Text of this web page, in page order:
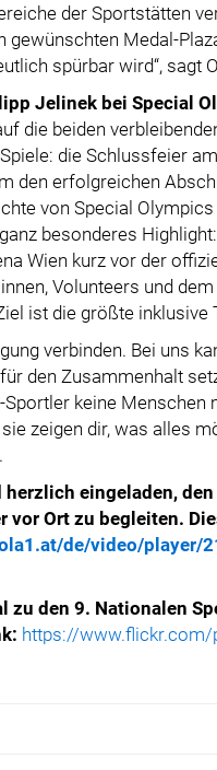
der Sportstätten
gewünschten Medal-
spürbar wird“, sagt
Jelinek bei Special
die beiden
die Schlussfeier
den erfolgreichen
von Special
besonderes
Wien kurz vor der
Volunteers und
ist die größte inklusive
verbinden. Bei uns
den Zusammenhalt
keine
zeigen dir, was alles
.
eingeladen,
Ort zu begleiten.
de/video/player/
zu den 9. Nationalen
https://